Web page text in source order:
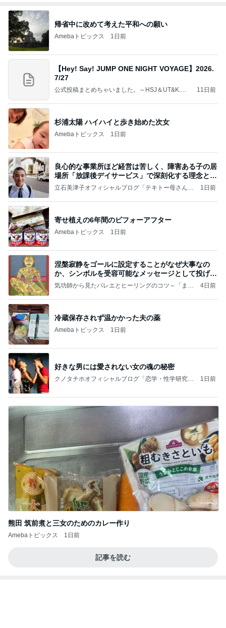
帰省中に改めて考えた平和への願い
Amebaトピックス 1日前
【Hey! Say! JUMP ONE NIGHT VOYAGE】2026.
7/27
公式投稿まとめちゃいました。～HSJ＆UT&K.O.
11日前
杉浦太陽 ハイハイと歩き始めた次女
Amebaトピックス 1日前
良心的な事業所ほど経営は苦しく、障害ある子の居
場所「放課後デイサービス」で深刻化する理念と現
実の
立石美津子オフィシャルブログ「テキトー母さんの
1日前
寄せ植えの6年間のビフォーアフター
Amebaトピックス 1日前
涅槃寂静をゴールに設定することがなぜ大事なの
か、シンボルを受容可能なメッセージとして投げる
ことが
気功師から見たバレエとヒーリングのコツ～「まと
4日前
冷蔵保存されず温かかった夫の薬
Amebaトピックス 1日前
好きな男には愛されない女の魂の秘密
クノタチホオフィシャルブログ「恋学・性学研究
1日前
熊田 筑前煮と三女のためのカレー作り
Amebaトピックス 1日前
記事を読む